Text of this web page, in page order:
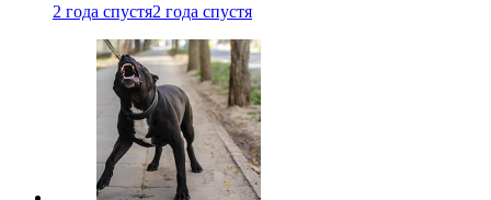
2 года спустя2 года спустя